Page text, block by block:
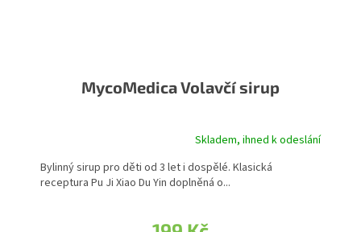
MycoMedica Volavčí sirup
Skladem, ihned k odeslání
Bylinný sirup pro děti od 3 let i dospělé. Klasická
receptura Pu Ji Xiao Du Yin doplněná o...